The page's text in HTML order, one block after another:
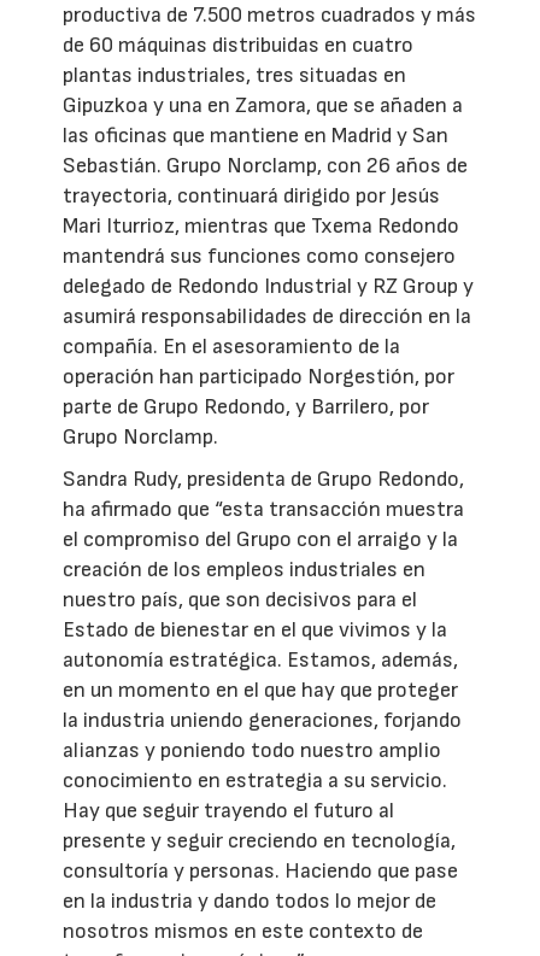
productiva de 7.500 metros cuadrados y más
de 60 máquinas distribuidas en cuatro
plantas industriales, tres situadas en
Gipuzkoa y una en Zamora, que se añaden a
las oficinas que mantiene en Madrid y San
Sebastián. Grupo Norclamp, con 26 años de
trayectoria, continuará dirigido por Jesús
Mari Iturrioz, mientras que Txema Redondo
mantendrá sus funciones como consejero
delegado de Redondo Industrial y RZ Group y
asumirá responsabilidades de dirección en la
compañía. En el asesoramiento de la
operación han participado Norgestión, por
parte de Grupo Redondo, y Barrilero, por
Grupo Norclamp.
Sandra Rudy, presidenta de Grupo Redondo,
ha afirmado que “esta transacción muestra
el compromiso del Grupo con el arraigo y la
creación de los empleos industriales en
nuestro país, que son decisivos para el
Estado de bienestar en el que vivimos y la
autonomía estratégica. Estamos, además,
en un momento en el que hay que proteger
la industria uniendo generaciones, forjando
alianzas y poniendo todo nuestro amplio
conocimiento en estrategia a su servicio.
Hay que seguir trayendo el futuro al
presente y seguir creciendo en tecnología,
consultoría y personas. Haciendo que pase
en la industria y dando todos lo mejor de
nosotros mismos en este contexto de